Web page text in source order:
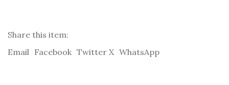
Share this item:
Email Facebook Twitter X WhatsApp